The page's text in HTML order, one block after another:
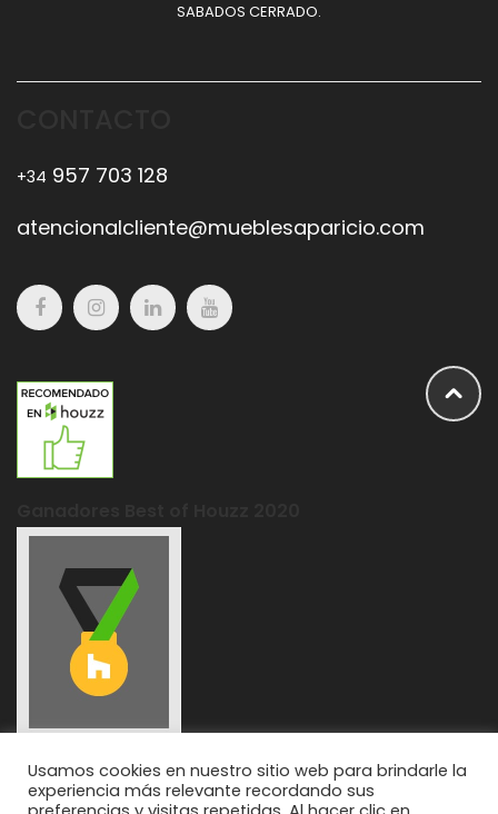
SABADOS CERRADO.
+34 957 703 128
atencionalcliente@mueblesaparicio.com
Usamos cookies en nuestro sitio web para brindarle la
experiencia más relevante recordando sus